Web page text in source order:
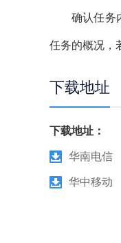
确认任务内
任务的概况，
下载地址
下载地址：
华南电信
华中移动